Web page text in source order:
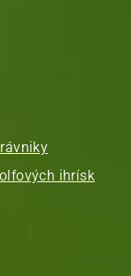
ihrísk